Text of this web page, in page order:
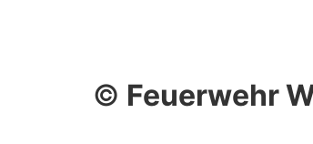
© Feuerwehr